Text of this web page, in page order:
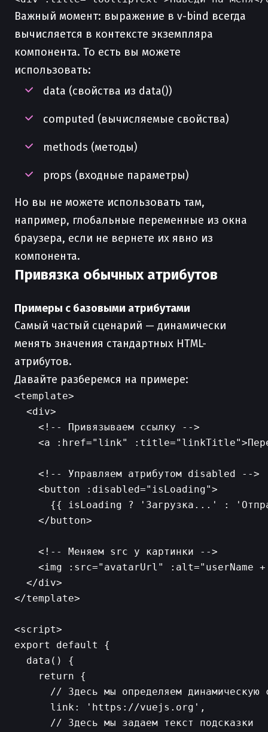
Важный момент: выражение в v-bind всегда
вычисляется в контексте экземпляра
компонента. То есть вы можете
использовать:
data (свойства из data())
computed (вычисляемые свойства)
methods (методы)
props (входные параметры)
Но вы не можете использовать там,
например, глобальные переменные из окна
браузера, если не вернете их явно из
компонента.
Привязка обычных атрибутов
Примеры с базовыми атрибутами
Самый частый сценарий — динамически
менять значения стандартных HTML-
атрибутов.
Давайте разберемся на примере:
<template>
  <div>
    <!-- Привязываем ссылку -->
<a :href="link"
    <!-- Управляем атрибутом disabled -->
    <button :disabled="isLoading">
{{ isLoading ? 'Загрузка...' :
    </button>
    <!-- Меняем src у картинки -->
<img :src="avatarUrl" :alt="userName
  </div>
</template>
<script>
export default {
  data() {
    return {
// Здесь мы определяем динамическую
      link: 'https://vuejs.org',
      // Здесь мы задаем текст подсказки